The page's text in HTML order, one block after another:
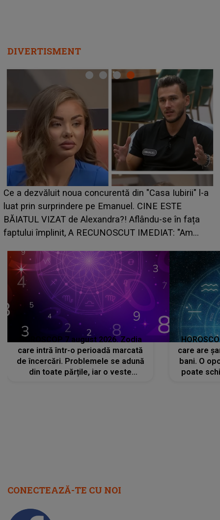
DIVERTISMENT
l-a
fața
HOROSCOP de weekend, 8-9 august 2026.
care riscă să rămână fără bani. O decizie
grabă îi aduce pierderi semnificative și îi dă
planurile peste cap
HOROSCOP 7 august 2026. Zodia
care intră într-o perioadă marcată
de încercări. Problemele se adună
din toate părțile, iar o veste
care are
bani. O
poate
CONECTEAZĂ-TE CU NOI